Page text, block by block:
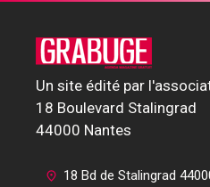
Un site édité par
18 Boulevard Stalingrad
44000 Nantes
18 Bd de Stalingrad